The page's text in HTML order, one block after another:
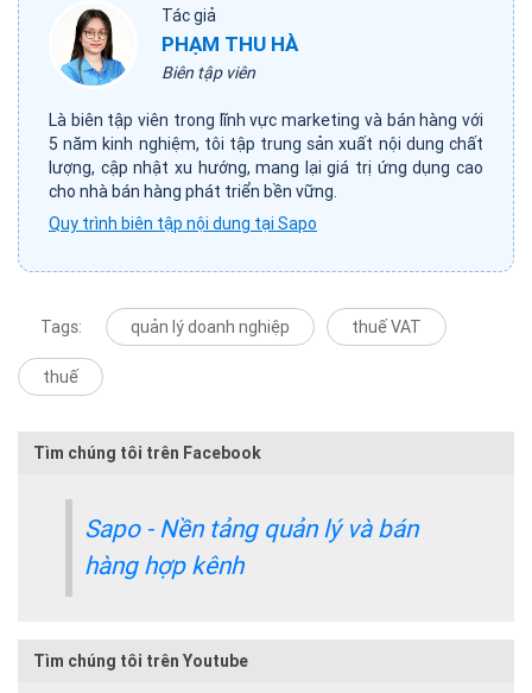
Tác giả
PHẠM THU HÀ
Biên tập viên
Là biên tập viên trong lĩnh vực marketing và bán hàng với
5 năm kinh nghiệm, tôi tập trung sản xuất nội dung chất
lượng, cập nhật xu hướng, mang lại giá trị ứng dụng cao
cho nhà bán hàng phát triển bền vững.
Quy trình biên tập nội dung tại Sapo
Tags: quản lý doanh nghiệp thuế VAT
thuế
Tìm chúng tôi trên Facebook
Sapo - Nền tảng quản lý và bán
hàng hợp kênh
Tìm chúng tôi trên Youtube